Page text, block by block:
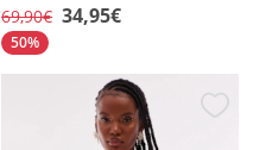
69,90€ 34,95€
50%